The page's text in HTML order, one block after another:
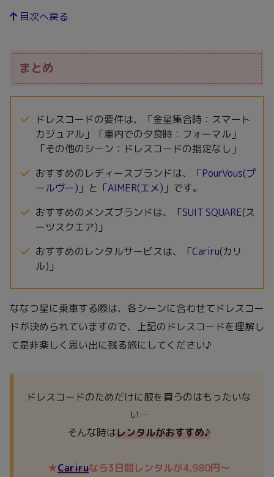
目次へ戻る
まとめ
ドレスコードの要件は、「金星集合時：スマート
カジュアル」「車内での夕食時：フォーマル」
「その他のシーン：ドレスコードの指定なし」
おすすめのレディースブランドは、「PourVous(プ
ールヴー) 」と「AIMER(エメ) 」です。
おすすめのメンズブランドは、「SUIT SQUARE(ス
ーツスクエア)」
おすすめのレンタルサービスは、「Cariru(カリ
ル)」
ななつ星に乗車する際は、各シーンに合わせてドレスコー
ドが決められていますので、上記のドレスコードを理解し
て是非楽しく思い出に残る旅にしてください♪
ドレスコードのためだけに服を買うのはもったいな
い…
そんな時はレンタルがおすすめ♪
★Cariruなら3日間レンタルが4,980円～